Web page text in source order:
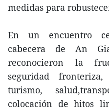
medidas para
En un encuentro
cabecera de An
reconocieron la
seguridad
turismo,
colocación de hitos